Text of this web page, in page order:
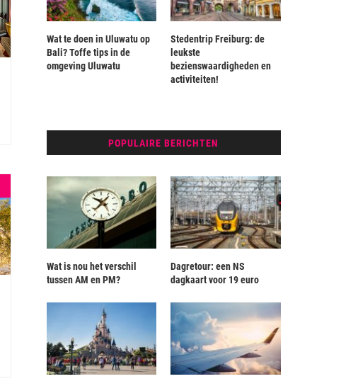
Wat te doen in Uluwatu op
Bali? Toffe tips in de
omgeving Uluwatu
Stedentrip Freiburg: de
leukste
bezienswaardigheden en
activiteiten!
POPULAIRE BERICHTEN
Wat is nou het verschil
tussen AM en PM?
Dagretour: een NS
dagkaart voor 19 euro